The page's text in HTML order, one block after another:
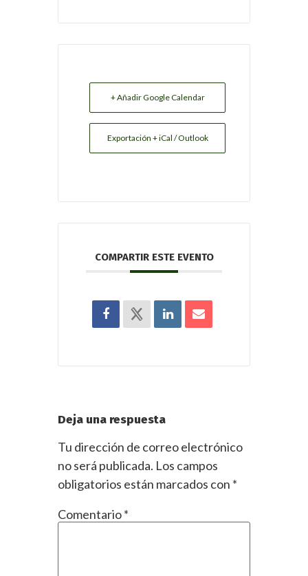
+ Añadir Google Calendar
Exportación + iCal / Outlook
COMPARTIR ESTE EVENTO
Deja una respuesta
Tu dirección de correo electrónico
no será publicada. Los campos
obligatorios están marcados con *
Comentario*